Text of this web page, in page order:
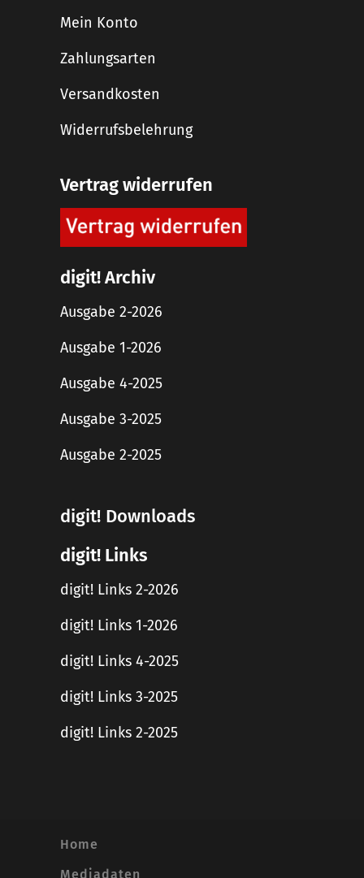
Mein Konto
Zahlungsarten
Versandkosten
Widerrufsbelehrung
Vertrag widerrufen
digit! Archiv
Ausgabe 2-2026
Ausgabe 1-2026
Ausgabe 4-2025
Ausgabe 3-2025
Ausgabe 2-2025
digit! Downloads
digit! Links
digit! Links 2-2026
digit! Links 1-2026
digit! Links 4-2025
digit! Links 3-2025
digit! Links 2-2025
Home
Mediadaten